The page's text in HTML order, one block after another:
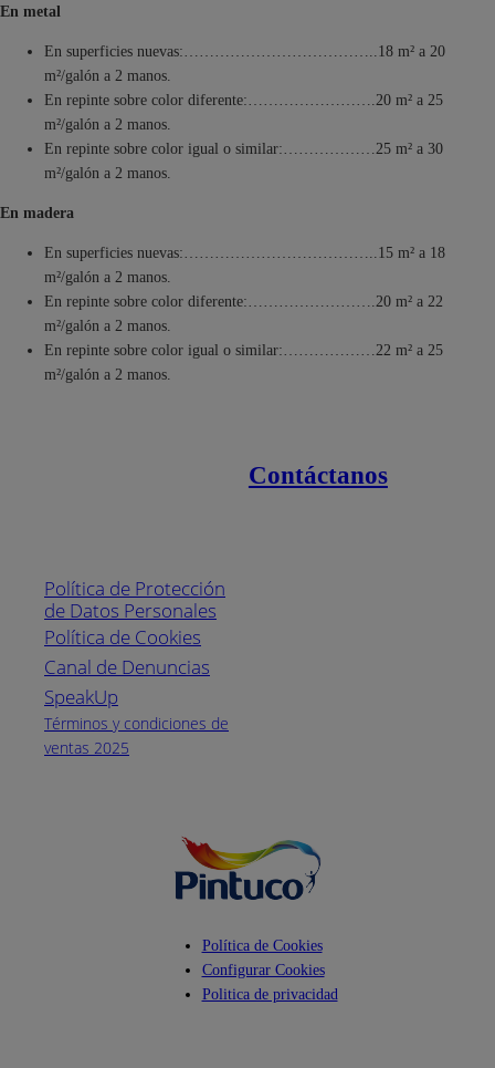
En metal
En superficies nuevas:………………………………..18 m² a 20
m²/galón a 2 manos.
En repinte sobre color diferente:…………………….20 m² a 25
m²/galón a 2 manos.
En repinte sobre color igual o similar:………………25 m² a 30
m²/galón a 2 manos.
En madera
En superficies nuevas:………………………………..15 m² a 18
m²/galón a 2 manos.
En repinte sobre color diferente:…………………….20 m² a 22
m²/galón a 2 manos.
En repinte sobre color igual o similar:………………22 m² a 25
m²/galón a 2 manos.
Política de Protección
de Datos Personales
Política de Cookies
Canal de Denuncias
SpeakUp
Términos y condiciones de
ventas 2025
Contáctanos
Política de Cookies
Configurar Cookies
Politica de privacidad